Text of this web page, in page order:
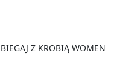
BIEGAJ Z KROBIĄ WOMEN